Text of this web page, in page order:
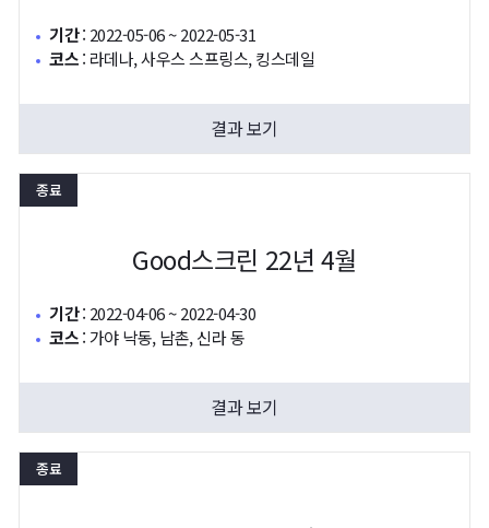
기간: 2022-05-06 ~ 2022-05-31
코스: 라데나, 사우스 스프링스, 킹스데일
결과 보기
종료
Good스크린 22년 4월
기간: 2022-04-06 ~ 2022-04-30
코스:가야 낙동, 남촌, 신라 동
결과 보기
종료